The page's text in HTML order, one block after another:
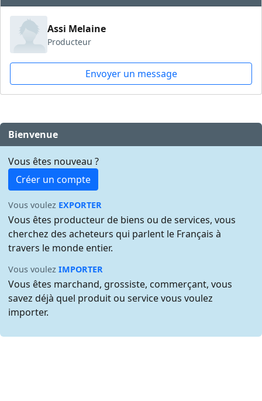
Assi Melaine
Producteur
Envoyer un message
Bienvenue
Vous êtes nouveau ?
Créer un compte
Vous voulez EXPORTER
Vous êtes producteur de biens ou de services, vous
cherchez des acheteurs qui parlent le Français à
travers le monde entier.
Vous voulezIMPORTER
Vous êtes marchand, grossiste, commerçant, vous
savez déjà quel produit ou service vous voulez
importer.